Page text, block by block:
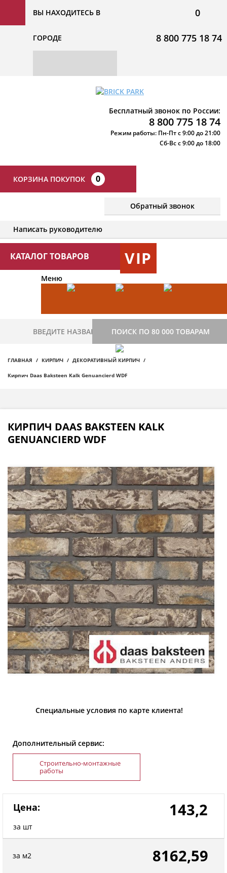
ВЫ НАХОДИТЕСЬ В
ГОРОДЕ
0
8 800 775 18 74
Бесплатный звонок по России:
8 800 775 18 74
Режим работы: Пн-Пт с 9:00 до 21:00
Сб-Вс с 9:00 до 18:00
КОРЗИНА ПОКУПОК 0
Обратный звонок
Написать руководителю
КАТАЛОГ ТОВАРОВ VIP
Меню
ПОИСК ПО 80 000 ТОВАРАМ
ГЛАВНАЯ КИРПИЧ ДЕКОРАТИВНЫЙ КИРПИЧ
Кирпич Daas Baksteen Kalk Genuancierd WDF
КИРПИЧ DAAS BAKSTEEN KALK
GENUANCIERD WDF
Специальные условия по карте клиента!
Дополнительный сервис:
Строительно-монтажные
работы
Цена:
за шт
143,2
за м2 8162,59